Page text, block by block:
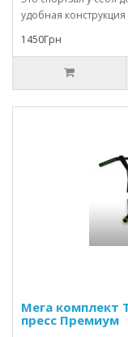
удобная
1450Грн
Мега комплект
пресс Премиум